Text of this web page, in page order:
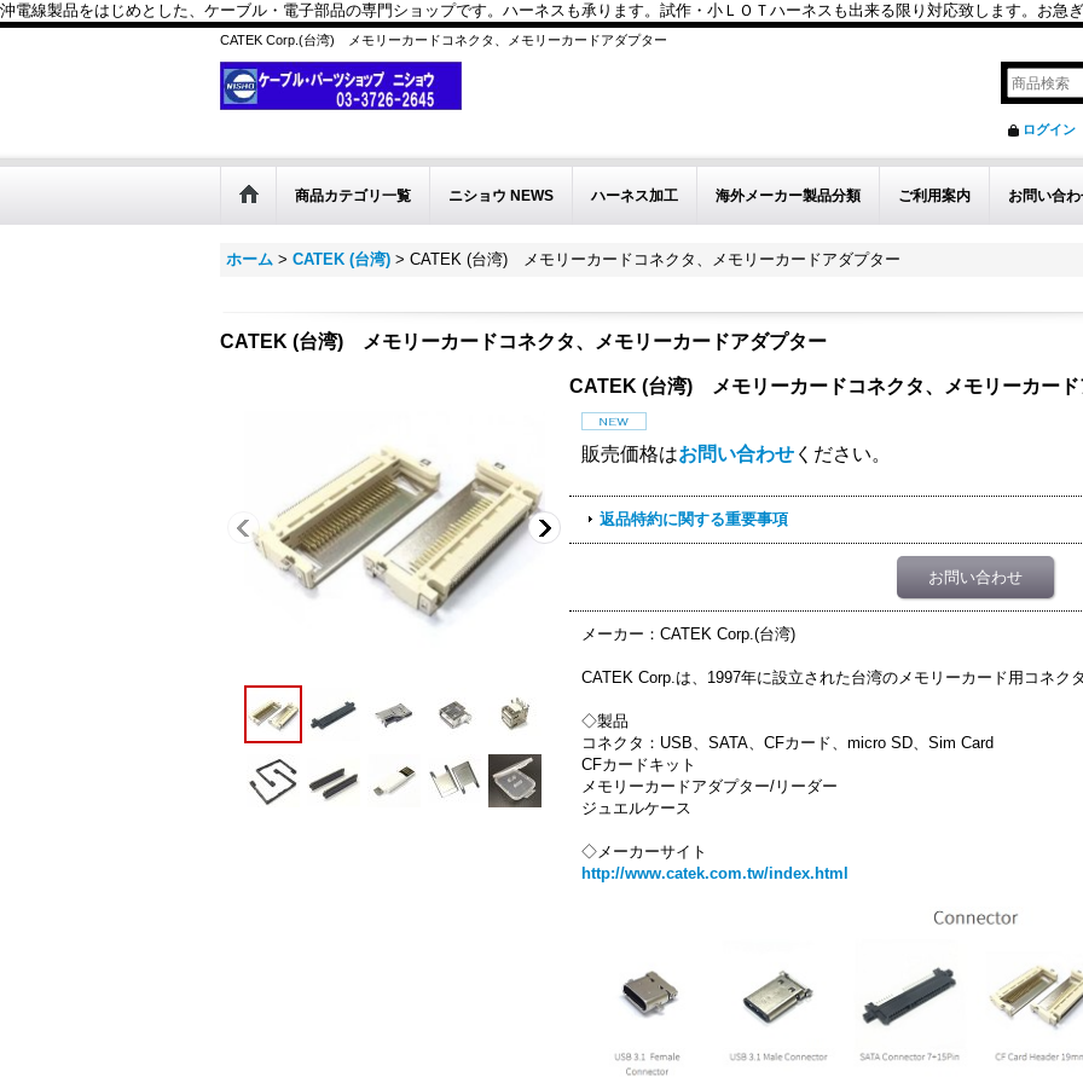
沖電線製品をはじめとした、ケーブル・電子部品の専門ショップです。ハーネスも承ります。試作・小ＬＯＴハーネスも出来る限り対応致します。お急
CATEK Corp.(台湾) メモリーカードコネクタ、メモリーカードアダプター
ログイン
商品カテゴリ一覧 ニショウ NEWS ハーネス加工 海外メーカー製品分類 ご利用案内 お問い合
ホーム > CATEK (台湾) > CATEK (台湾) メモリーカードコネクタ、メモリーカードアダプター
CATEK (台湾) メモリーカードコネクタ、メモリーカードアダプター
CATEK (台湾) メモリーカードコネクタ、メモリーカード
販売価格はお問い合わせ ください。
返品特約に関する重要事項
お問い合わせ
メーカー：CATEK Corp.(台湾)
CATEK Corp.は、1997年に設立された台湾のメモリーカード用コネク
◇製品
コネクタ：USB、SATA、CFカード、micro SD、Sim Card
CFカードキット
メモリーカードアダプター/リーダー
ジュエルケース
◇メーカーサイト
http://www.catek.com.tw/index.html